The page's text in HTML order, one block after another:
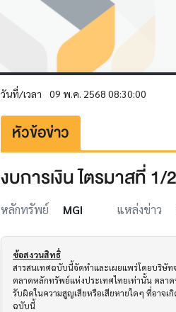
วันที่/เวลา 09 พ.ค. 2568 08:30:00
หัวข้อข่าว
งบการเงิน ไตรมาสที่
หลักทรัพย์ MGI แหล่งข่าว
ข้อสงวนสิทธิ์
สารสนเทศฉบับนี้จัดทำและเผยแพร่โดยบริษั
ตลาดหลักทรัพย์แห่งประเทศไทยเท่านั้น ตลา
รับผิดในความสูญเสียหรือเสียหายใดๆ ที่อาจ
ฉบับนี้